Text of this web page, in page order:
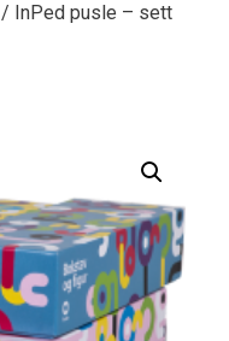
/ InPed pusle – sett